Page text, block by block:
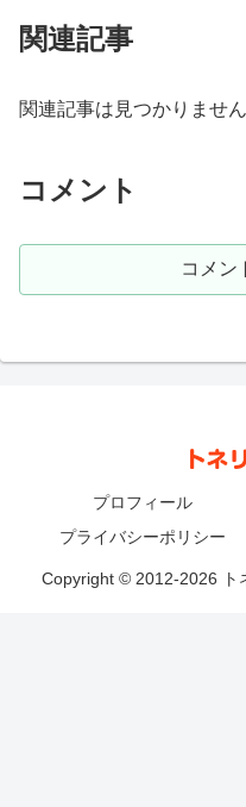
関連記事
関連記事は見つかりません
コメント
コメン
プロフィール
プライバシーポリシー
Copyright © 2012-2026 ト